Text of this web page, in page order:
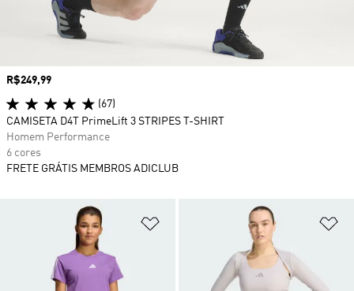
Adicionar à Lista de Desejos
Preço
R$249,99
(67)
CAMISETA D4T PrimeLift 3 STRIPES T-SHIRT
Homem Performance
6 cores
FRETE GRÁTIS MEMBROS ADICLUB